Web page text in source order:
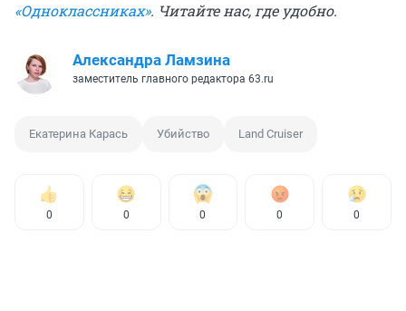
«Одноклассниках». Читайте нас, где удобно.
Александра Ламзина
заместитель главного редактора 63.ru
Екатерина Карась Убийство Land Cruiser
0 0 0 0 0